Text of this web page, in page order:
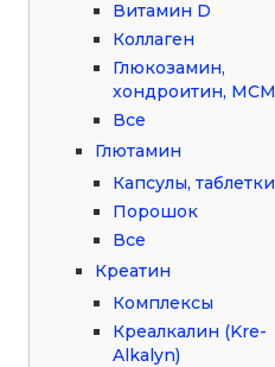
Витамин D
Коллаген
Глюкозамин,
хондроитин, МСМ
Все
Глютамин
Капсулы, таблетки
Порошок
Все
Креатин
Комплексы
Креалкалин (Kre-
Alkalyn)